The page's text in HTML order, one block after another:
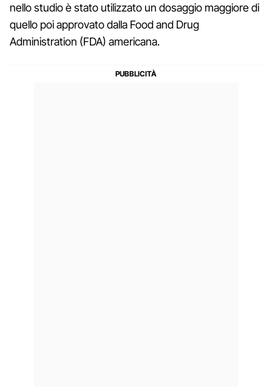
nello studio è stato utilizzato un dosaggio maggiore di
quello poi approvato dalla Food and Drug
Administration (FDA) americana.